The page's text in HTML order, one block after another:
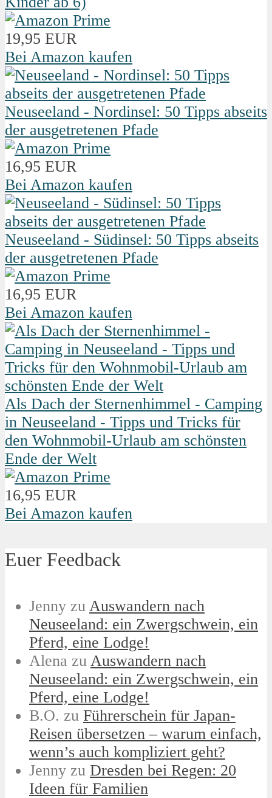
19,95 EUR
Bei Amazon kaufen
Neuseeland - Nordinsel: 50 Tipps abseits
der ausgetretenen Pfade
16,95 EUR
Bei Amazon kaufen
Neuseeland - Südinsel: 50 Tipps abseits
der ausgetretenen Pfade
16,95 EUR
Bei Amazon kaufen
Als Dach der Sternenhimmel - Camping
in Neuseeland - Tipps und Tricks für
den Wohnmobil-Urlaub am schönsten
Ende der Welt
16,95 EUR
Bei Amazon kaufen
Euer Feedback
Jenny zu Auswandern nach
Neuseeland: ein Zwergschwein, ein
Pferd, eine Lodge!
Alena zu Auswandern nach
Neuseeland: ein Zwergschwein, ein
Pferd, eine Lodge!
B.O. zu Führerschein für Japan-
Reisen übersetzen – warum einfach,
wenn’s auch kompliziert geht?
Jenny zu Dresden bei Regen: 20
Ideen für Familien